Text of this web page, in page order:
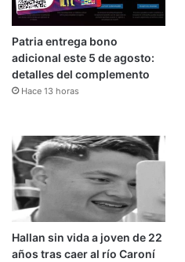
Patria entrega bono
adicional este 5 de agosto:
detalles del complemento
Hace 13 horas
Hallan sin vida a joven de 22
años tras caer al río Caroní